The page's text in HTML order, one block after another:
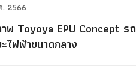
2566
พ Toyoya EPU Concept รถ
ไฟฟ้าขนาดกลาง